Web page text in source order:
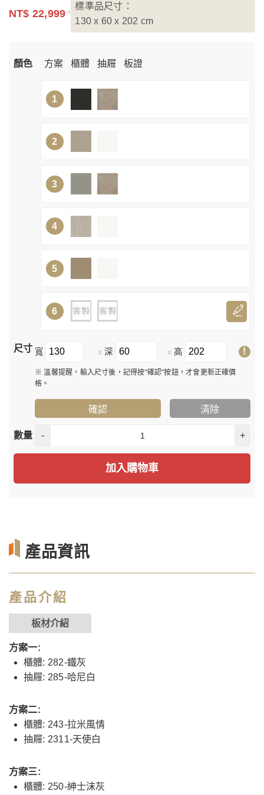
NT$ 22,999
標準品尺寸：
130 x 60 x 202 cm
顏色 方案 櫃體 抽屜 板證
1
2
3
4
5
6
尺寸 寬 x 深 x 高 !
※ 溫馨提醒，輸入尺寸後，記得按"確認"按鈕，才會更新正確價
格。
確認 清除
數量 - +
加入購物車
產品資訊
產品介紹
板材介紹
方案一:
櫃體: 282-鐵灰
抽屜: 285-哈尼白
方案二:
櫃體: 243-拉米風情
抽屜: 2311-天使白
方案三:
櫃體: 250-紳士沫灰